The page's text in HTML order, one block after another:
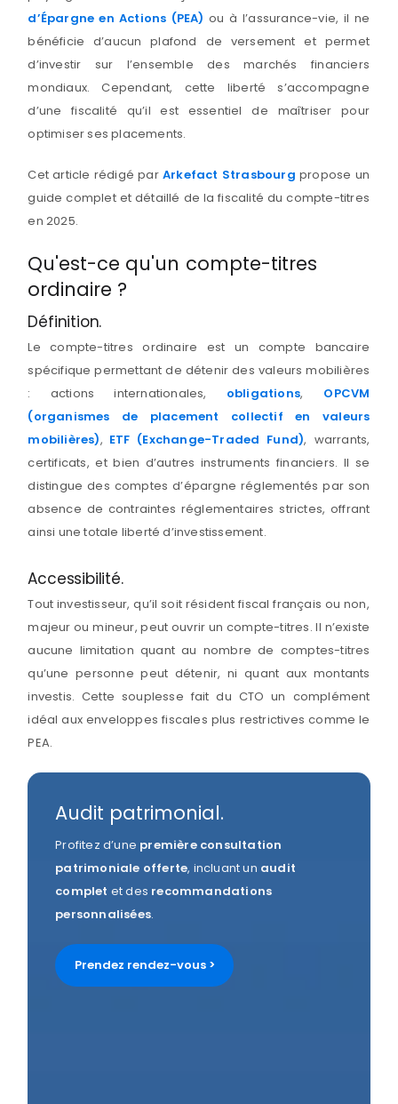
d’Épargne en Actions (PEA) ou à l’assurance-vie, il ne
bénéficie d’aucun plafond de versement et permet
d’investir sur l’ensemble des marchés financiers
mondiaux. Cependant, cette liberté s’accompagne
d’une fiscalité qu’il est essentiel de maîtriser pour
optimiser ses placements.
Cet article rédigé par Arkefact Strasbourg propose un
guide complet et détaillé de la fiscalité du compte-titres
en 2025.
Qu'est-ce qu'un compte-titres
ordinaire ?
Définition.
Le compte-titres ordinaire est un compte bancaire
spécifique permettant de détenir des valeurs mobilières
: actions internationales, obligations, OPCVM
(organismes de placement collectif en valeurs
mobilières), ETF (Exchange-Traded Fund), warrants,
certificats, et bien d’autres instruments financiers. Il se
distingue des comptes d’épargne réglementés par son
absence de contraintes réglementaires strictes, offrant
ainsi une totale liberté d’investissement.
Accessibilité.
Tout investisseur, qu’il soit résident fiscal français ou non,
majeur ou mineur, peut ouvrir un compte-titres. Il n’existe
aucune limitation quant au nombre de comptes-titres
qu’une personne peut détenir, ni quant aux montants
investis. Cette souplesse fait du CTO un complément
idéal aux enveloppes fiscales plus restrictives comme le
PEA.
Audit patrimonial.
Profitez d’une première consultation
patrimoniale offerte, incluant un audit
complet et des recommandations
personnalisées.
Prendez rendez-vous >